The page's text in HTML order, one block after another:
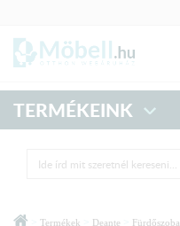
TERMÉKEINK
Termékek Deante Fürdőszoba